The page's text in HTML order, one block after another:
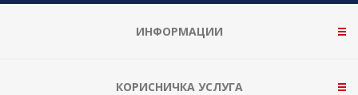
ИНФОРМАЦИИ
КОРИСНИЧКА УСЛУГА